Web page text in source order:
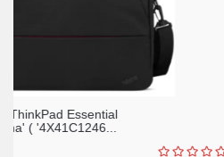
TARGUS Ranac za